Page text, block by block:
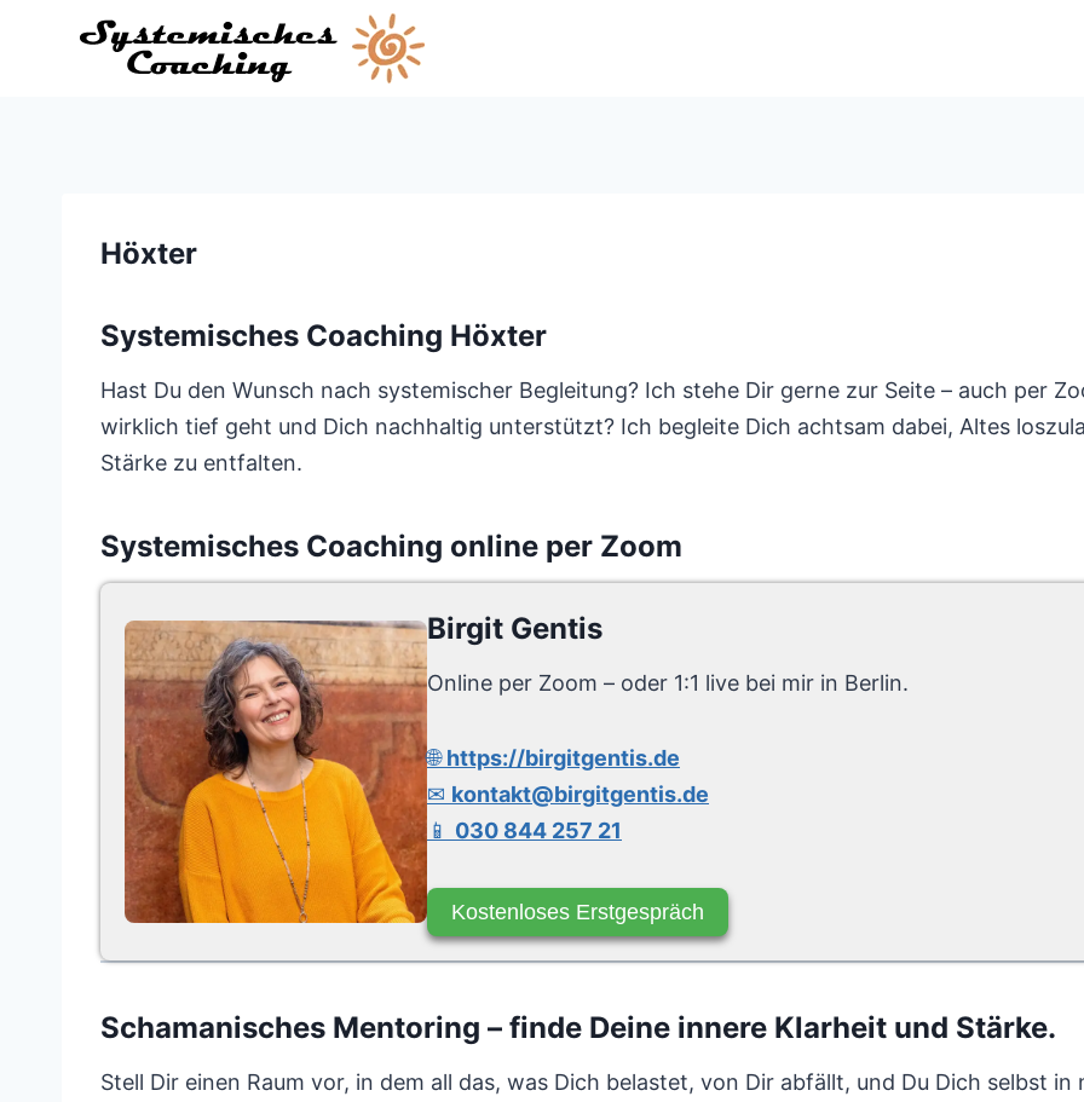
Höxter
Systemisches Coaching Höxter
Hast Du den Wunsch nach systemischer Begleitung? Ich stehe Dir gerne zur Seite – auch per
wirklich tief geht und Dich nachhaltig unterstützt? Ich begleite Dich achtsam dabei, Altes
Stärke zu entfalten.
Systemisches Coaching online per Zoom
Birgit Gentis
Online per Zoom – oder 1:1 live bei mir in Berlin.
🌐https://birgitgentis.de
✉ kontakt@birgitgentis.de
📱 030 844 257 21
Kostenloses Erstgespräch
Schamanisches Mentoring – finde Deine innere Klarheit und Stärke.
Stell Dir einen Raum vor, in dem all das, was Dich belastet, von Dir abfällt, und Du Dich selbst in